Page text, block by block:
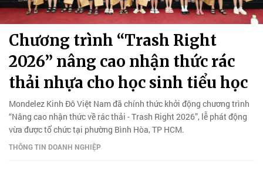
Chương trình “Trash Right
2026” nâng cao nhận thức rác
thải nhựa cho học sinh tiểu học
Mondelez Kinh Đô Việt Nam đã chính thức khởi động chương trình
“Nâng cao nhận thức về rác thải - Trash Right 2026”, lễ phát động
vừa được tổ chức tại phường Bình Hòa, TP HCM.
THÔNG TIN DOANH NGHIỆP